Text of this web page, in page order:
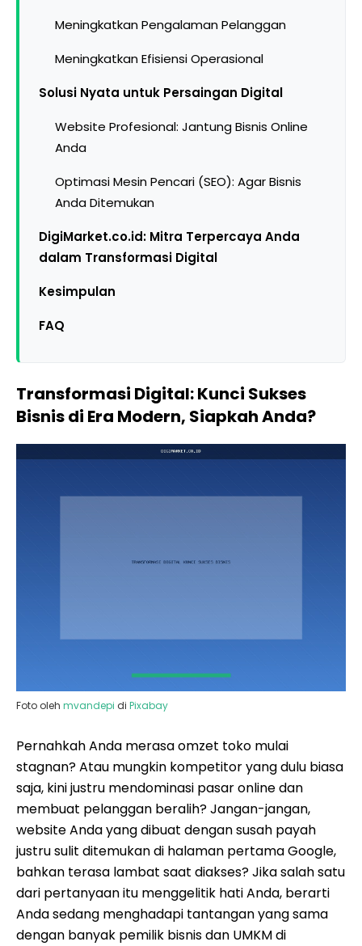
Meningkatkan Pengalaman Pelanggan
Meningkatkan Efisiensi Operasional
Solusi Nyata untuk Persaingan Digital
Website Profesional: Jantung Bisnis Online
Anda
Optimasi Mesin Pencari (SEO): Agar Bisnis
Anda Ditemukan
DigiMarket.co.id: Mitra Terpercaya Anda
dalam Transformasi Digital
Kesimpulan
FAQ
Transformasi Digital: Kunci Sukses
Bisnis di Era Modern, Siapkah Anda?
Foto oleh mvandepi di Pixabay
Pernahkah Anda merasa omzet toko mulai
stagnan? Atau mungkin kompetitor yang dulu biasa
saja, kini justru mendominasi pasar online dan
membuat pelanggan beralih? Jangan-jangan,
website Anda yang dibuat dengan susah payah
justru sulit ditemukan di halaman pertama Google,
bahkan terasa lambat saat diakses? Jika salah satu
dari pertanyaan itu menggelitik hati Anda, berarti
Anda sedang menghadapi tantangan yang sama
dengan banyak pemilik bisnis dan UMKM di